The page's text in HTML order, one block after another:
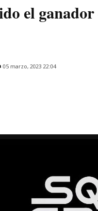
el
05 marzo, 2023 22:04